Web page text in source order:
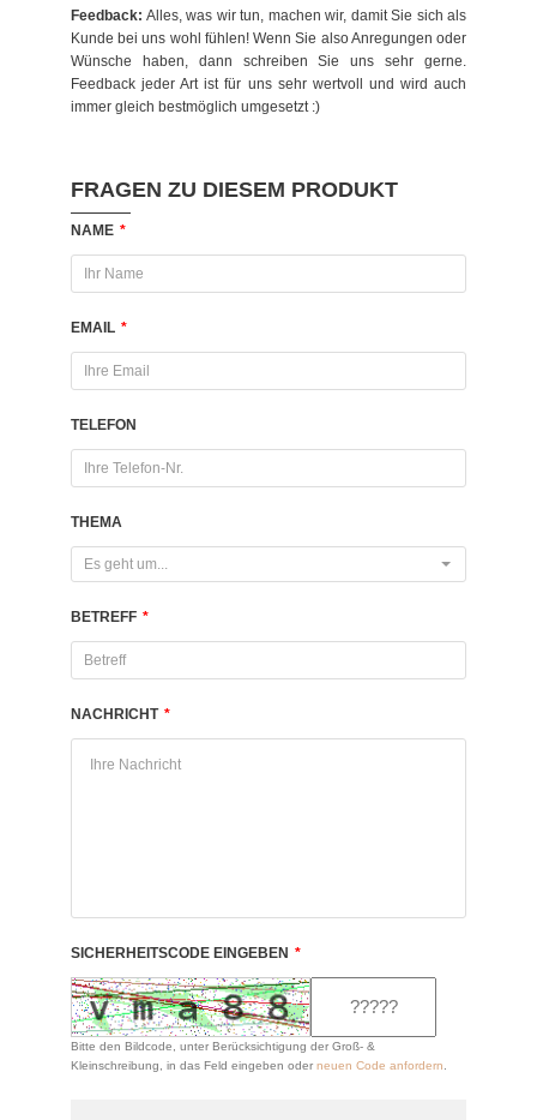
FRAGEN ZU DIESEM PRODUKT
NAME *
EMAIL *
TELEFON
THEMA
Es geht um...
BETREFF *
NACHRICHT *
SICHERHEITSCODE EINGEBEN *
Bitte den Bildcode, unter Berücksichtigung der Groß- &
Kleinschreibung, in das Feld eingeben oder neuen Code anfordern
Feedback: Alles, was wir tun, machen wir, damit Sie sich als
Kunde bei uns wohl fühlen! Wenn Sie also Anregungen oder
Wünsche haben, dann schreiben Sie uns sehr gerne.
Feedback jeder Art ist für uns sehr wertvoll und wird auch
immer gleich bestmöglich umgesetzt :)